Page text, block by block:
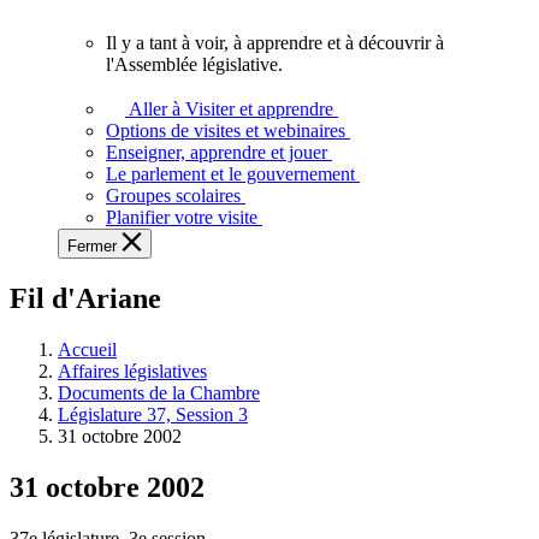
voir,
apprendre
et
à
à
législative.
Il y a tant à voir, à apprendre et à découvrir à
l'Assemblée législative.
Aller à Visiter et apprendre
Options de visites et webinaires
Enseigner, apprendre et jouer
Le parlement et le gouvernement
Groupes scolaires
Planifier votre visite
Fermer
Fil d'Ariane
Accueil
Affaires législatives
Documents de la Chambre
Législature 37, Session 3
31 octobre 2002
31 octobre 2002